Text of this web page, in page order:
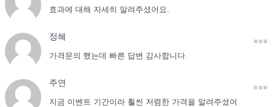
효과에 대해 자세히 알려주셨어요.
정혜
가격문의 했는데 빠른 답변 감사합니다.
주연
지금 이벤트 기간이라 훨씬 저렴한 가격을 알려주셨어